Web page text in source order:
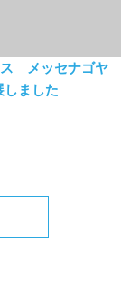
ス メッセナゴヤ
しました